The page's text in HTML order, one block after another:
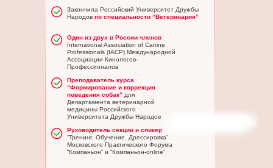
Закончила Российский Университет Дружбы
Народов по специальности “Ветеринария”
Один из двух в России членов
International Association of Canine
Professionals (IACP) Международной
Ассоциации Кинологов-
Профессионалов
Преподаватель курса
“Формирование и коррекция
поведения собак” для
Департамента ветеринарной
медицины Российского
Университета Дружбы Народов
Руководитель секции и спикер
“Тренинг. Обучение. Дрессировка”
Московского Практического Форума
“Компаньон” и “Компаньон-online”